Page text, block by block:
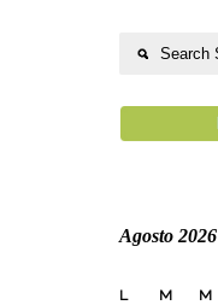
Agosto 2026
L M M